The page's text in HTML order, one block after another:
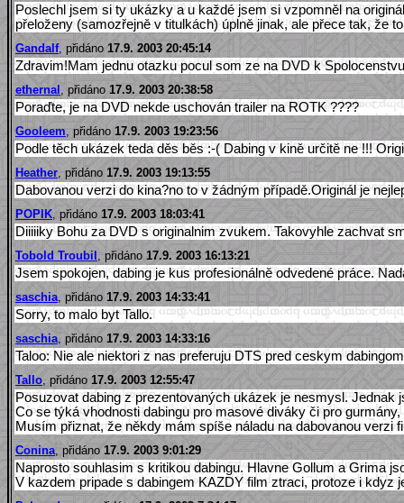
Poslechl jsem si ty ukázky a u každé jsem si vzpomněl na
přeloženy (samozřejně v titulkách) úplně jinak, ale přece tak, že
Gandalf, přidáno 17.9. 2003 20:45:14
Zdravim!Mam jednu otazku pocul som ze na DVD k
ethernal , přidáno 17.9. 2003 20:38:58
Poraďte, je na DVD nekde uschován trailer na ROTK ????
Gooleem , přidáno 17.9. 2003 19:23:56
Podle těch ukázek teda děs běs :-( Dabing v kině určitě ne !!!
Heather , přidáno 17.9. 2003 19:13:55
Dabovanou verzi do kina?no to v žádným případě.Originál je
POPIK , přidáno 17.9. 2003 18:03:41
Diiiiiky Bohu za DVD s originalnim zvukem. Takovyhle zachvat
Tobold Troubil , přidáno 17.9. 2003 16:13:21
Jsem spokojen, dabing je kus profesionálně odvedené práce.
saschia , přidáno 17.9. 2003 14:33:41
Sorry, to malo byt Tallo.
saschia , přidáno 17.9. 2003 14:33:16
Taloo: Nie ale niektori z nas preferuju DTS pred ceskym
Tallo , přidáno 17.9. 2003 12:55:47
Posuzovat dabing z prezentovaných ukázek je nesmysl. Jednak
Co se týká vhodnosti dabingu pro masové diváky či pro
Musím přiznat, že někdy mám spíše náladu na dabovanou verzi
Conina , přidáno 17.9. 2003 9:01:29
Naprosto souhlasim s kritikou dabingu. Hlavne Gollum a Grima
V kazdem pripade s dabingem KAZDY film ztraci, protoze i